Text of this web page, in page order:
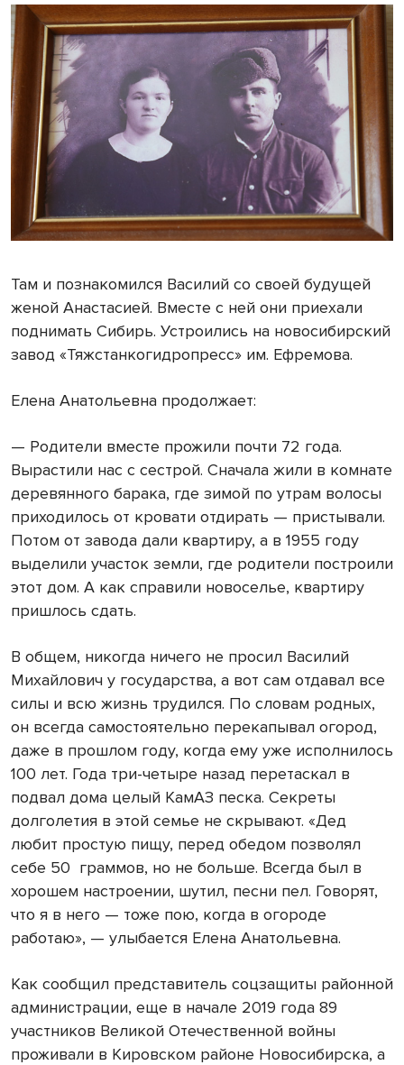
Там и познакомился Василий со своей будущей
женой Анастасией. Вместе с ней они приехали
поднимать Сибирь. Устроились на новосибирский
завод «Тяжстанкогидропресс» им. Ефремова.
Елена Анатольевна продолжает:
— Родители вместе прожили почти 72 года.
Вырастили нас с сестрой. Сначала жили в комнате
деревянного барака, где зимой по утрам волосы
приходилось от кровати отдирать — пристывали.
Потом от завода дали квартиру, а в 1955 году
выделили участок земли, где родители построили
этот дом. А как справили новоселье, квартиру
пришлось сдать.
В общем, никогда ничего не просил Василий
Михайлович у государства, а вот сам отдавал все
силы и всю жизнь трудился. По словам родных,
он всегда самостоятельно перекапывал огород,
даже в прошлом году, когда ему уже исполнилось
100 лет. Года три-четыре назад перетаскал в
подвал дома целый КамАЗ песка. Секреты
долголетия в этой семье не скрывают. «Дед
любит простую пищу, перед обедом позволял
себе 50 граммов, но не больше. Всегда был в
хорошем настроении, шутил, песни пел. Говорят,
что я в него — тоже пою, когда в огороде
работаю», — улыбается Елена Анатольевна.
Как сообщил представитель соцзащиты районной
администрации, еще в начале 2019 года 89
участников Великой Отечественной войны
проживали в Кировском районе Новосибирска, а